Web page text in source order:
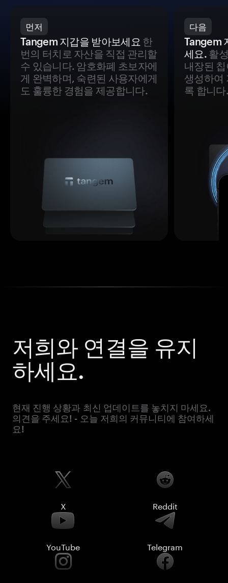
먼저
Tangem 지갑을 받아보세요 한
번의 터치로 자산을 직접 관리할
수 있습니다. 암호화폐 초보자에
게 완벽하며, 숙련된 사용자에게
도 훌륭한 경험을 제공합니다.
다음
Tangem
세요.활
내장된
생성하여
록 합니다.
저희와 연결을 유지
하세요.
현재 진행 상황과 최신 업데이트를 놓치지 마세요.
의견을 주세요! - 오늘 저희의 커뮤니티에 참여하세
요!
X Reddit
YouTube Telegram